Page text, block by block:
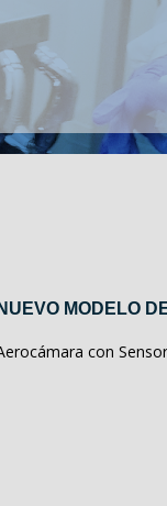
NUEVO MODELO
con